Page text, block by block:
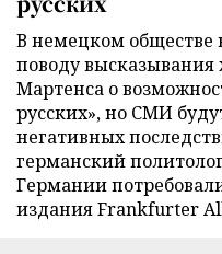
В немецком обществе
поводу
Мартенса о
русских», но СМИ
негативных
германский
Германии
издания Frankfurter